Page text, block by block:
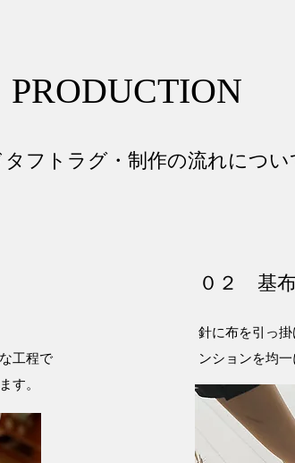
PRODUCTION
フトラグ・制作の流れについ
工程で
す。
０２ 基
針に布を引っ
ンションを均